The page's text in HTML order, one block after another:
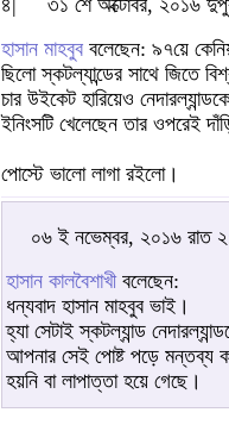
হাসান মাহবুব বলেছেন: ৯৭য়ে
ছিলো স্কটল্যান্ডের সাথে জিতে
চার উইকেট হারিয়েও
ইনিংসটি খেলেছেন তার ওপরেই
পোস্টে ভালো লাগা রইলো।
০৬ ই নভেম্বর, ২০১৬ রাত
হাসান কালবৈশাখীবলেছেন:
ধন্যবাদ হাসান মাহবুব ভাই।
হ্যা সেটাই স্কটল্যান্ড
আপনার সেই পোষ্ট পড়ে মন্তব্য
হয়নি বা লাপাত্তা হয়ে গেছে।